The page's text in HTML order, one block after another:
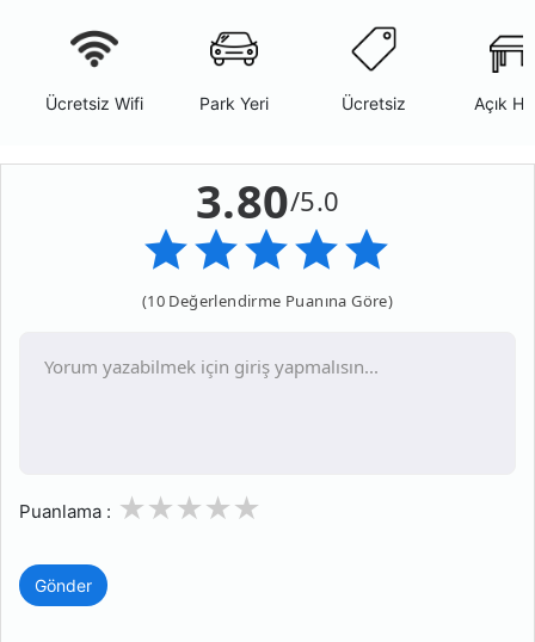
Ücretsiz Wifi Park Yeri Ücretsiz Açık
3.80/5.0
(10 Değerlendirme Puanına Göre)
Puanlama : 3
2
1
Gönder